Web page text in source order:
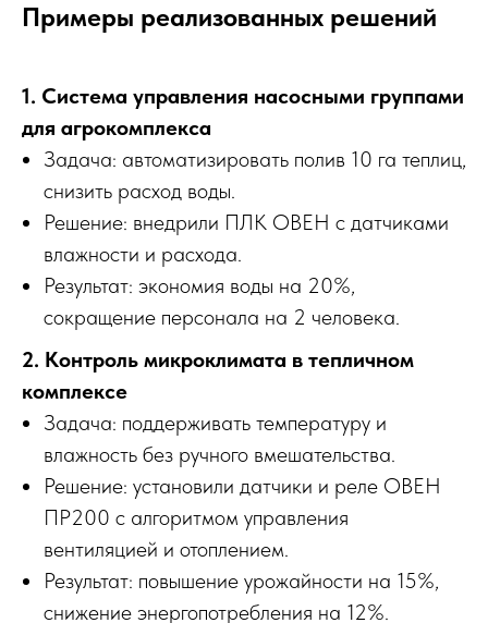
Примеры реализованных решений
1. Система управления насосными группами
для агрокомплекса
Задача: автоматизировать полив 10 га теплиц,
снизить расход воды.
Решение: внедрили ПЛК ОВЕН с датчиками
влажности и расхода.
Результат: экономия воды на 20%,
сокращение персонала на 2 человека.
2. Контроль микроклимата в тепличном
комплексе
Задача: поддерживать температуру и
влажность без ручного вмешательства.
Решение: установили датчики и реле ОВЕН
ПР200 с алгоритмом управления
вентиляцией и отоплением.
Результат: повышение урожайности на 15%,
снижение энергопотребления на 12%.